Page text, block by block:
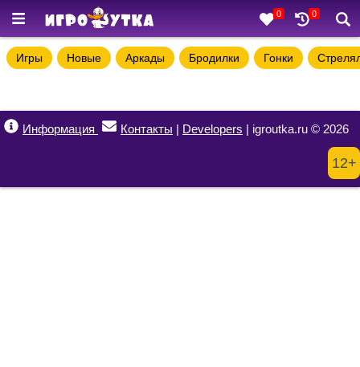
0 0
Игры Новые Аркады Бродилки Гонки
Информация Контакты | Developers | igroutka.ru © 2026
12+